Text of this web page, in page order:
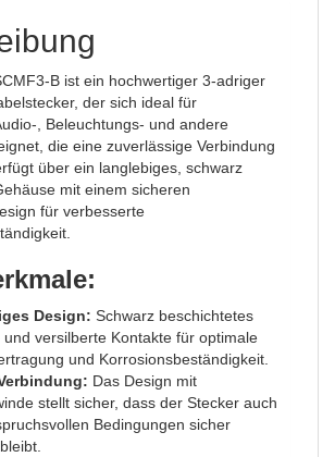
B ist ein hochwertiger 3-adriger
der sich ideal für
, Beleuchtungs- und andere
die eine zuverlässige Verbindung
über ein langlebiges, schwarz
mit einem sicheren
für verbesserte
Design: Schwarz beschichtetes
und versilberte Kontakte für optimale
und Korrosionsbeständigkeit.
Das Design mit
stellt sicher, dass der Stecker auch
Bedingungen sicher